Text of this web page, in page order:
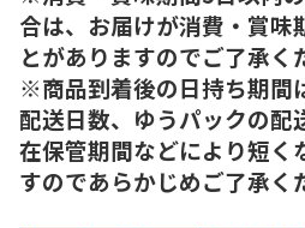
合は、お届けが消費・賞味
とがありますのでご了承く
※商品到着後の日持ち期間
配送日数、ゆうパックの配
在保管期間などにより短く
すのであらかじめご了承く